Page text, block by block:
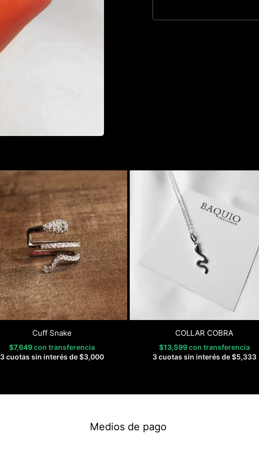
Cuff Snake
$7,649con transferencia
3 cuotas sin interés de$3,000
COLLAR COBRA
$13,599con transferencia
3 cuotas sin interés de$5,333
Medios de pago